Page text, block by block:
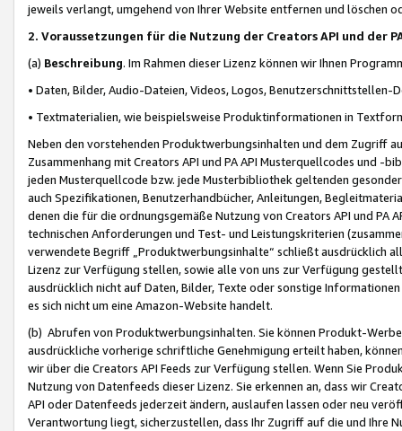
jeweils verlangt, umgehend von Ihrer Website entfernen und löschen
2. Voraussetzungen für die Nutzung der Creators API und der
(a) Beschreibung. Im Rahmen dieser Lizenz können wir Ihnen
• Daten, Bilder, Audio-Dateien, Videos, Logos, Benutzerschnittstellen-
• Textmaterialien, wie beispielsweise Produktinformationen in
Neben den vorstehenden Produktwerbungsinhalten und dem Zugriff
Zusammenhang mit Creators API und PA API Musterquellcodes und
jeden Musterquellcode bzw. jede Musterbibliothek geltenden
auch Spezifikationen, Benutzerhandbücher, Anleitungen,
denen die für die ordnungsgemäße Nutzung von Creators API und PA
technischen Anforderungen und Test- und Leistungskriterien
verwendete Begriff „Produktwerbungsinhalte“ schließt ausdrücklich
Lizenz zur Verfügung stellen, sowie alle von uns zur Verfügung
ausdrücklich nicht auf Daten, Bilder, Texte oder sonstige
es sich nicht um eine Amazon-Website handelt.
(b) Abrufen von Produktwerbungsinhalten. Sie können Produkt-
ausdrückliche vorherige schriftliche Genehmigung erteilt haben,
wir über die Creators API Feeds zur Verfügung stellen. Wenn Sie
Nutzung von Datenfeeds dieser Lizenz. Sie erkennen an, dass wir
API oder Datenfeeds jederzeit ändern, auslaufen lassen oder neu
Verantwortung liegt, sicherzustellen, dass Ihr Zugriff auf die und Ihre